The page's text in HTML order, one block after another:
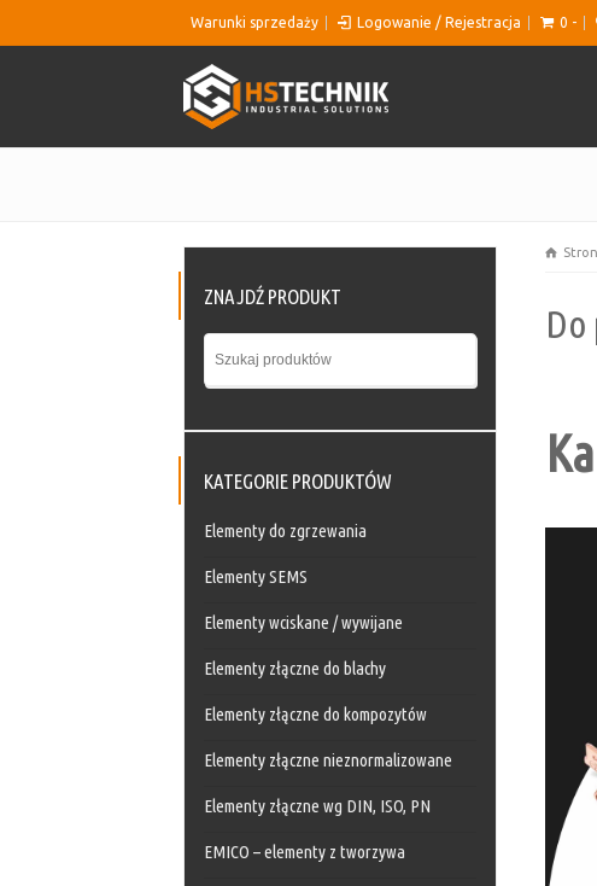
Warunki sprzedaży Logowanie / Rejestracja 0 -
Do
ZNAJDŹ PRODUKT
KATEGORIE PRODUKTÓW
Elementy do zgrzewania
Elementy SEMS
Elementy wciskane / wywijane
Elementy złączne do blachy
Elementy złączne do kompozytów
Elementy złączne nieznormalizowane
Elementy złączne wg DIN, ISO, PN
EMICO – elementy z tworzywa